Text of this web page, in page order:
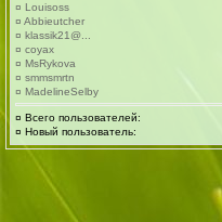
¤ Louisoss
¤ Abbieutcher
¤ klassik21@...
¤ coyax
¤ MsRykova
¤ smmsmrtn
¤ MadelineSelby
¤ Всего пользователей:
¤ Новый пользователь: